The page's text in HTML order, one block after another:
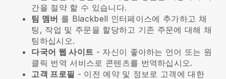
간을 절약 할 수 있습니다.
팀 멤버 를 Blackbell 인터페이스에 추가하고 채
팅, 작업 및 주문을 할당하고 기존 주문에 대해 채
팅하십시오.
다국어 웹 사이트 - 자신이 좋아하는 언어 또는 원
클릭 번역 서비스로 콘텐츠를 번역하십시오.
고객 프로필 - 이전 예약 및 정보로 고객에 대한